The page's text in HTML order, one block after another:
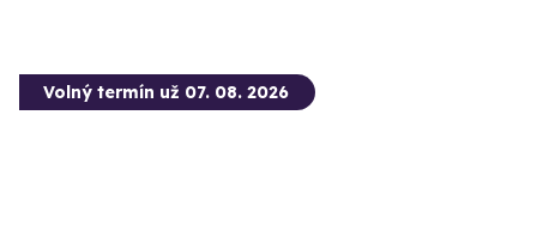
Volný termín už 07. 08. 2026